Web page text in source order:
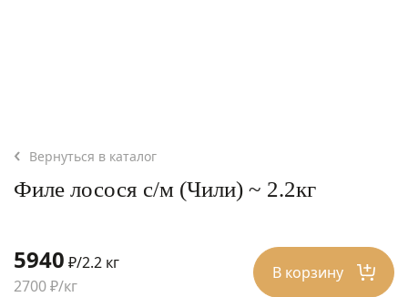
Вернуться в каталог
Филе лосося с/м (Чили) ~ 2.2кг
5940 ₽/2.2 кг
2700 ₽/кг
В корзину